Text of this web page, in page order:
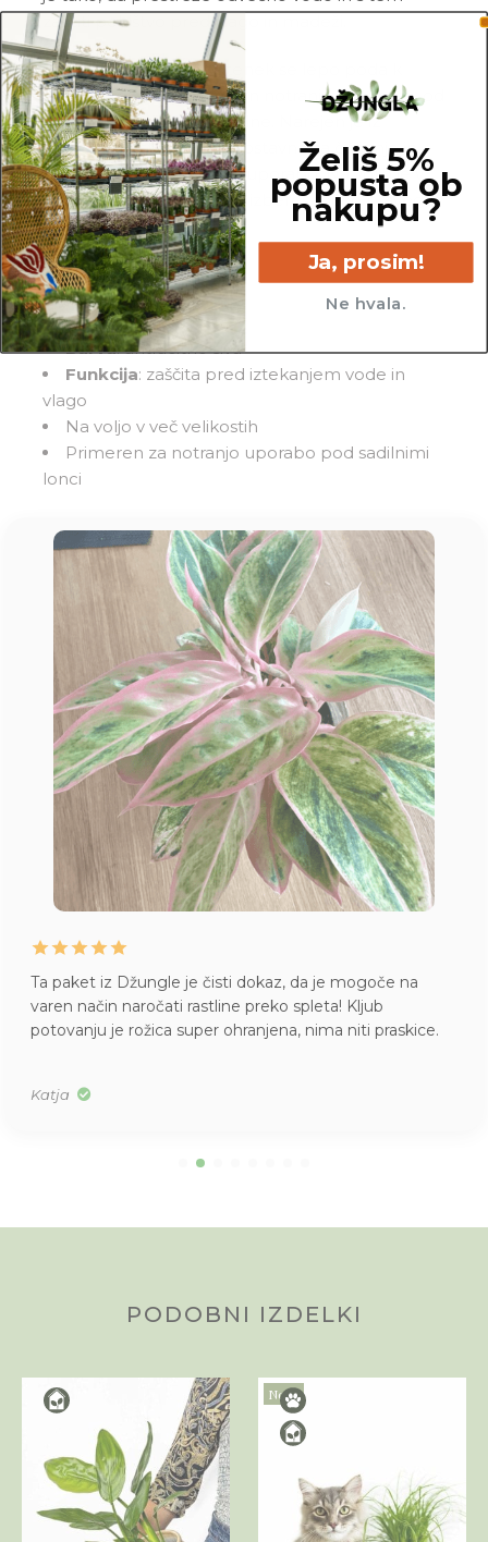
zaščiti pohištvo pred vlago in madeži.
Sodoben antracitni odtenek se lepo poda k
različnim slogom loncev in notranje opreme – od
minimalistične do rustikalne. Narejen je iz
trpežne plastike, ki je enostavna za čiščenje in
primerna za dolgotrajno uporabo. Na voljo je v
več velikostih, da si lahko izbereš točno pravega
za svoje lončke.
Tehnične lastnosti:
Material: plastika
Barva: antracitno siva
Funkcija: zaščita pred iztekanjem vode in
vlago
Na voljo v več velikostih
Primeren za notranjo uporabo pod sadilnimi
lonci
Ta paket iz Džungle je čisti dokaz, da je mogoče na
varen način naročati rastline preko spleta! Kljub
potovanju je rožica super ohranjena, nima niti praskice.
Katja
PODOBNI IZDELKI
Novo
Želiš 5%
popusta ob
nakupu?
Ja, prosim!
Ne hvala.